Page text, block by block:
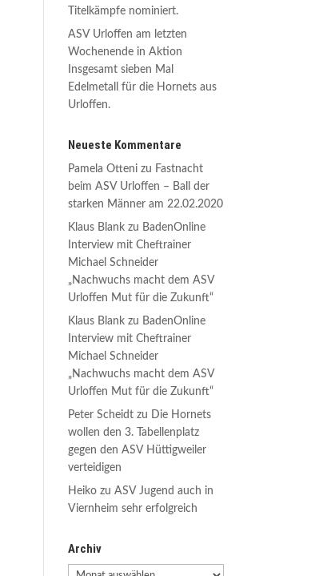
Titelkämpfe nominiert.
ASV Urloffen am letzten
Wochenende in Aktion
Insgesamt sieben Mal
Edelmetall für die Hornets aus
Urloffen.
Neueste Kommentare
Pamela Otteni zu Fastnacht
beim ASV Urloffen – Ball der
starken Männer am 22.02.2020
Klaus Blank zu BadenOnline
Interview mit Cheftrainer
Michael Schneider
„Nachwuchs macht dem ASV
Urloffen Mut für die Zukunft“
Klaus Blank zu BadenOnline
Interview mit Cheftrainer
Michael Schneider
„Nachwuchs macht dem ASV
Urloffen Mut für die Zukunft“
Peter Scheidt zu Die Hornets
wollen den 3. Tabellenplatz
gegen den ASV Hüttigweiler
verteidigen
Heiko zuASV Jugend auch in
Viernheim sehr erfolgreich
Archiv
Archiv